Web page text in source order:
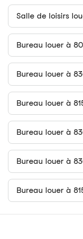
Salle de loisirs
Bureau louer à
Bureau louer à
Bureau louer à
Bureau louer à
Bureau louer à
Bureau louer à